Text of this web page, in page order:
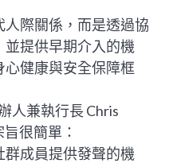
際關係，而是透過協
提供早期介入的機
健康與安全保障框
人兼執行長 Chris
很簡單：
群成員提供發聲的機